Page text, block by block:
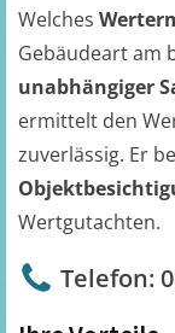
Welches
Gebäudeart am
unabhängiger
ermittelt den
zuverlässig. Er
Wertgutachten.
Telefon: